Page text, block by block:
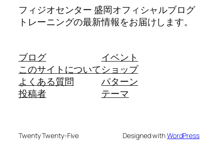
フィジオセンター 盛岡オフィシャルブログ
トレーニングの最新情報をお届けします。
ブログ
このサイトについて
よくある質問
投稿者
イベント
ショップ
パターン
テーマ
Twenty Twenty-Five Designed withWordPress